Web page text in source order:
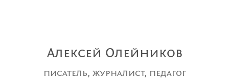
Алексей Олейников
писатель, журналист, педагог